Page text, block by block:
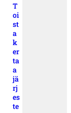
T
oi
st
a
k
er
ta
a
jä
rj
es
te